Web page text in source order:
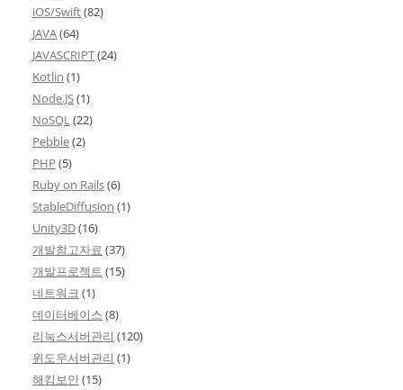
iOS/Swift(82)
JAVA(64)
JAVASCRIPT(24)
Kotlin (1)
Node.JS(1)
NoSQL(22)
Pebble(2)
PHP (5)
Ruby on Rails(6)
StableDiffusion (1)
Unity3D(16)
개발참고자료 (37)
개발프로젝트 (15)
네트워크 (1)
데이터베이스 (8)
리눅스서버관리 (120)
윈도우서버관리 (1)
해킹보안(15)